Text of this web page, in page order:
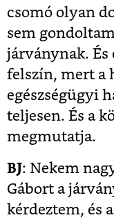
csomó olyan
sem
járványnak. És
felszín, mert a
egészségügyi
teljesen. És a
megmutatja.
BJ: Nekem
Gábort a
kérdeztem, és